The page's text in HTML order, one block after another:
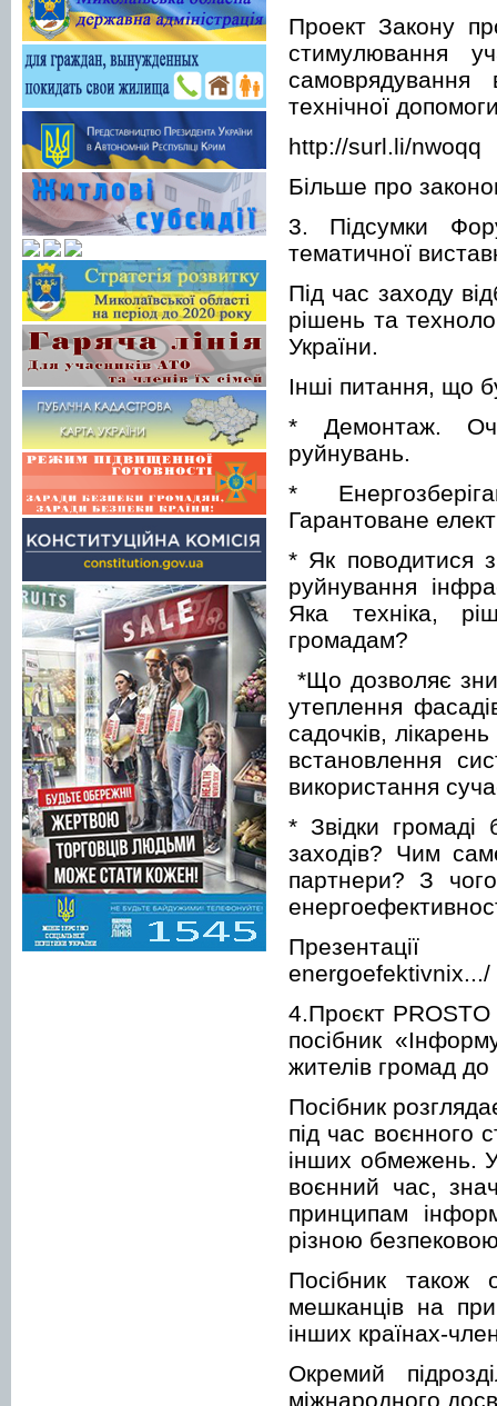
Проект Закону
стимулювання
самоврядування
технічної
http://surl.li/nwoqq
Більше про
3. Підсумки
тематичної
Під час заходу
рішень та
України.
Інші питання, що
* Демонтаж.
руйнувань.
*
Гарантоване
* Як поводитися
руйнування
Яка техніка,
громадам?
*Що дозволяє
утеплення
садочків,
встановлення
використання
* Звідки громаді
заходів? Чим
партнери? З
Презентації
energoefektivnix.../
4.Проєкт PROSTO
посібник
жителів громад
Посібник
під час воєнного
інших обмежень. У
воєнний час,
принципам
різною
Посібник також
мешканців на
інших країнах-
Окремий
міжнародного